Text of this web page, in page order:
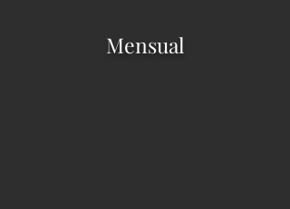
Mensual